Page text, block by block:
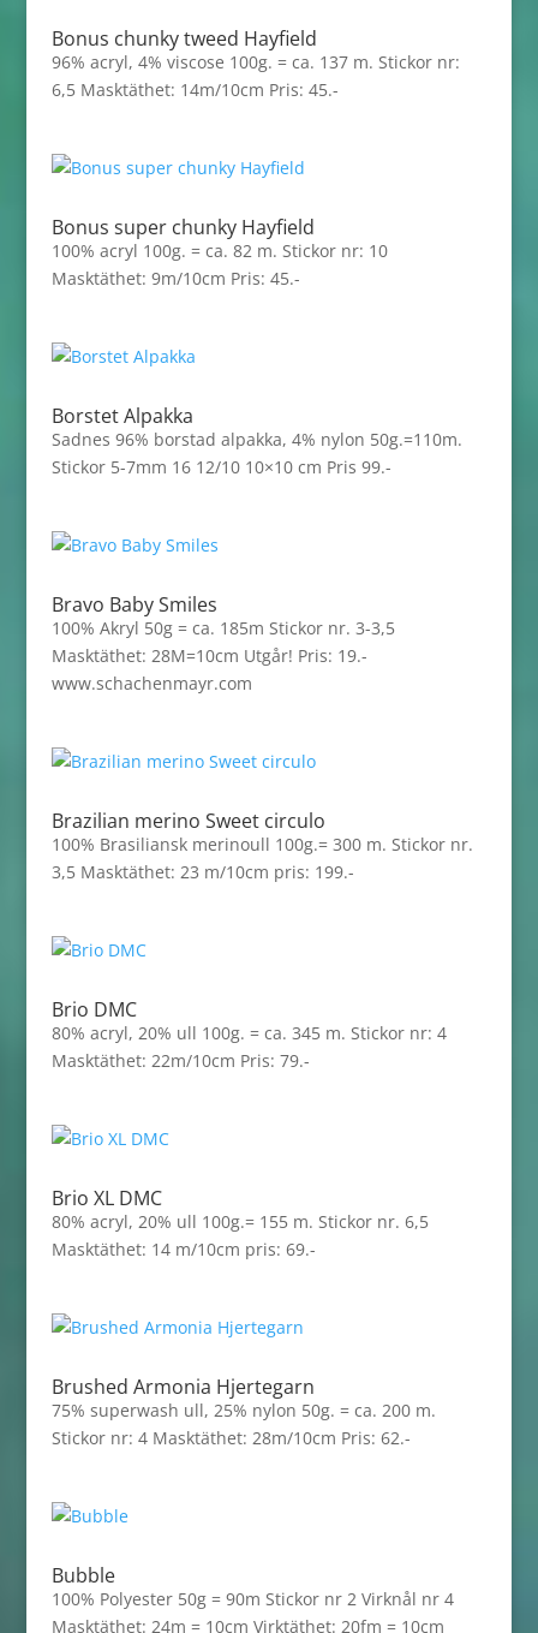
Bonus chunky tweed Hayfield
96% acryl, 4% viscose 100g. = ca. 137 m. Stickor nr:
6,5 Masktäthet: 14m/10cm Pris: 45.-
Bonus super chunky Hayfield
100% acryl 100g. = ca. 82 m. Stickor nr: 10
Masktäthet: 9m/10cm Pris: 45.-
Borstet Alpakka
Sadnes 96% borstad alpakka, 4% nylon 50g.=110m.
Stickor 5-7mm 16 12/10 10×10 cm Pris 99.-
Bravo Baby Smiles
100% Akryl 50g = ca. 185m Stickor nr. 3-3,5
Masktäthet: 28M=10cm Utgår! Pris: 19.-
www.schachenmayr.com
Brazilian merino Sweet circulo
100% Brasiliansk merinoull 100g.= 300 m. Stickor nr.
3,5 Masktäthet: 23 m/10cm pris: 199.-
Brio DMC
80% acryl, 20% ull 100g. = ca. 345 m. Stickor nr: 4
Masktäthet: 22m/10cm Pris: 79.-
Brio XL DMC
80% acryl, 20% ull 100g.= 155 m. Stickor nr. 6,5
Masktäthet: 14 m/10cm pris: 69.-
Brushed Armonia Hjertegarn
75% superwash ull, 25% nylon 50g. = ca. 200 m.
Stickor nr: 4 Masktäthet: 28m/10cm Pris: 62.-
Bubble
100% Polyester 50g = 90m Stickor nr 2 Virknål nr 4
Masktäthet: 24m = 10cm Virktäthet: 20fm = 10cm